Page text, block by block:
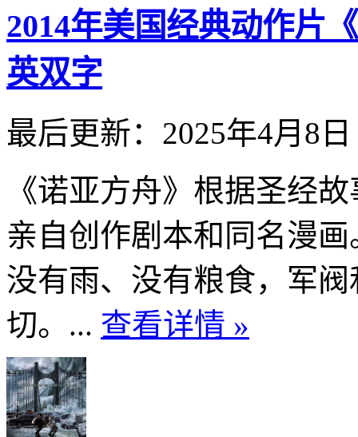
2014年美国经典动作片
英双字
最后更新：2025年4月8日
《诺亚方舟》根据圣经
亲自创作剧本和同名漫
没有雨、没有粮食，军
切。... 查看详情 »